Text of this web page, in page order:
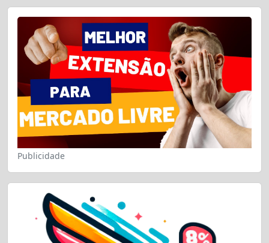
Publicidade